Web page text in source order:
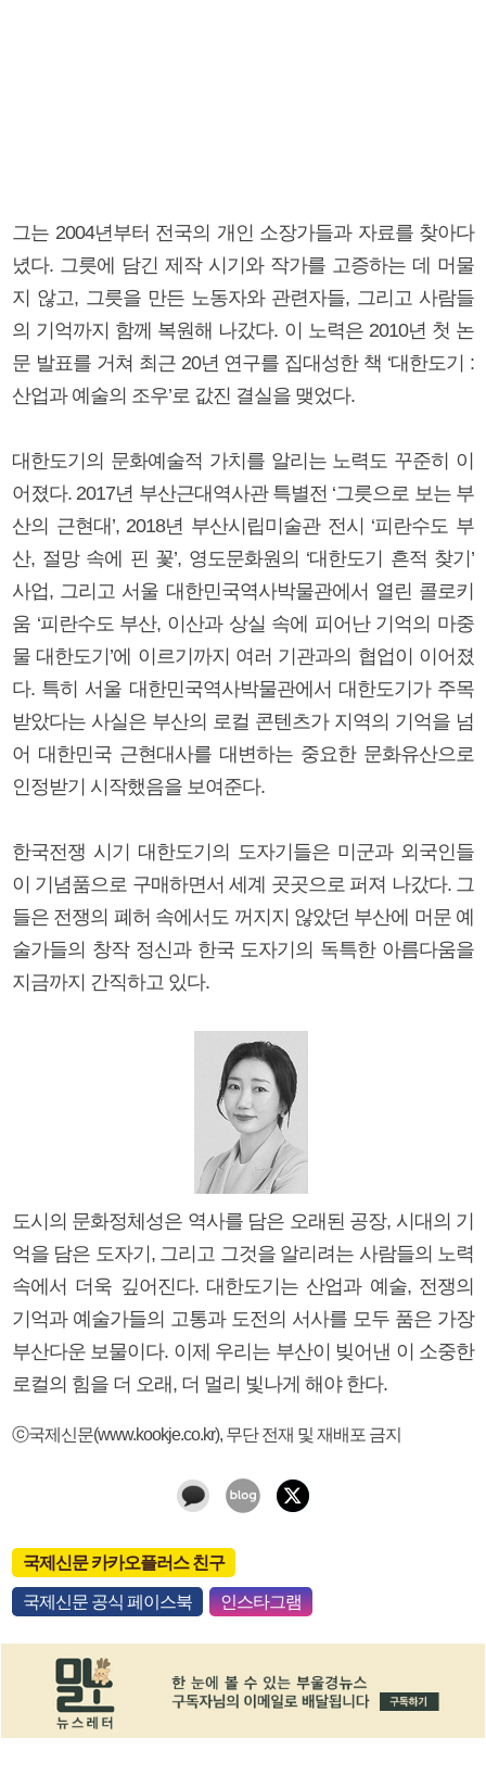
그는 2004년부터 전국의 개인 소장가들과 자료를 찾아다
녔다. 그릇에 담긴 제작 시기와 작가를 고증하는 데 머물
지 않고, 그릇을 만든 노동자와 관련자들, 그리고 사람들
의 기억까지 함께 복원해 나갔다. 이 노력은 2010년 첫 논
문 발표를 거쳐 최근 20년 연구를 집대성한 책 ‘대한도기 :
산업과 예술의 조우’로 값진 결실을 맺었다.
대한도기의 문화예술적 가치를 알리는 노력도 꾸준히 이
어졌다. 2017년 부산근대역사관 특별전 ‘그릇으로 보는 부
산의 근현대’, 2018년 부산시립미술관 전시 ‘피란수도 부
산, 절망 속에 핀 꽃’, 영도문화원의 ‘대한도기 흔적 찾기’
사업, 그리고 서울 대한민국역사박물관에서 열린 콜로키
움 ‘피란수도 부산, 이산과 상실 속에 피어난 기억의 마중
물 대한도기’에 이르기까지 여러 기관과의 협업이 이어졌
다. 특히 서울 대한민국역사박물관에서 대한도기가 주목
받았다는 사실은 부산의 로컬 콘텐츠가 지역의 기억을 넘
어 대한민국 근현대사를 대변하는 중요한 문화유산으로
인정받기 시작했음을 보여준다.
한국전쟁 시기 대한도기의 도자기들은 미군과 외국인들
이 기념품으로 구매하면서 세계 곳곳으로 퍼져 나갔다. 그
들은 전쟁의 폐허 속에서도 꺼지지 않았던 부산에 머문 예
술가들의 창작 정신과 한국 도자기의 독특한 아름다움을
지금까지 간직하고 있다.
도시의 문화정체성은 역사를 담은 오래된 공장, 시대의 기
억을 담은 도자기, 그리고 그것을 알리려는 사람들의 노력
속에서 더욱 깊어진다. 대한도기는 산업과 예술, 전쟁의
기억과 예술가들의 고통과 도전의 서사를 모두 품은 가장
부산다운 보물이다. 이제 우리는 부산이 빚어낸 이 소중한
로컬의 힘을 더 오래, 더 멀리 빛나게 해야 한다.
ⓒ국제신문(www.kookje.co.kr), 무단 전재 및 재배포 금지
국제신문 카카오플러스 친구
국제신문 공식 페이스북 인스타그램